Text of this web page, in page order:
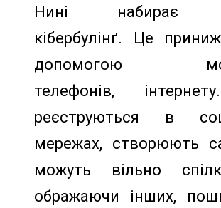
Нині набирає
кібербулінґ. Це
допомогою
телефонів,
реєструються в
мережах, створюють
можуть вільно
ображаючи інших,